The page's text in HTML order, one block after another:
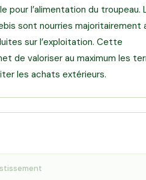
pour l’alimentation du troupeau.
sont nourries majoritairement
sur l’exploitation. Cette
de valoriser au maximum les
les achats extérieurs.